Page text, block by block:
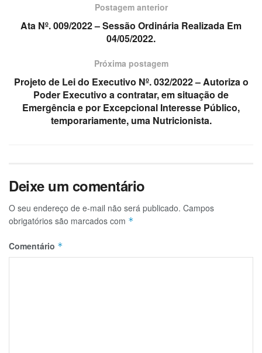
Postagem anterior
Ata Nº. 009/2022 – Sessão Ordinária Realizada Em
04/05/2022.
Próxima postagem
Projeto de Lei do Executivo Nº. 032/2022 – Autoriza o
Poder Executivo a contratar, em situação de
Emergência e por Excepcional Interesse Público,
temporariamente, uma Nutricionista.
Deixe um comentário
O seu endereço de e-mail não será publicado. Campos
obrigatórios são marcados com *
Comentário *